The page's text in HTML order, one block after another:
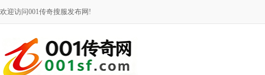
欢迎访问001传奇搜服发布网!